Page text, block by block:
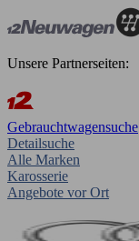
Unsere Partnerseiten:
Gebrauchtwagensuche
Detailsuche
Alle Marken
Karosserie
Angebote vor Ort